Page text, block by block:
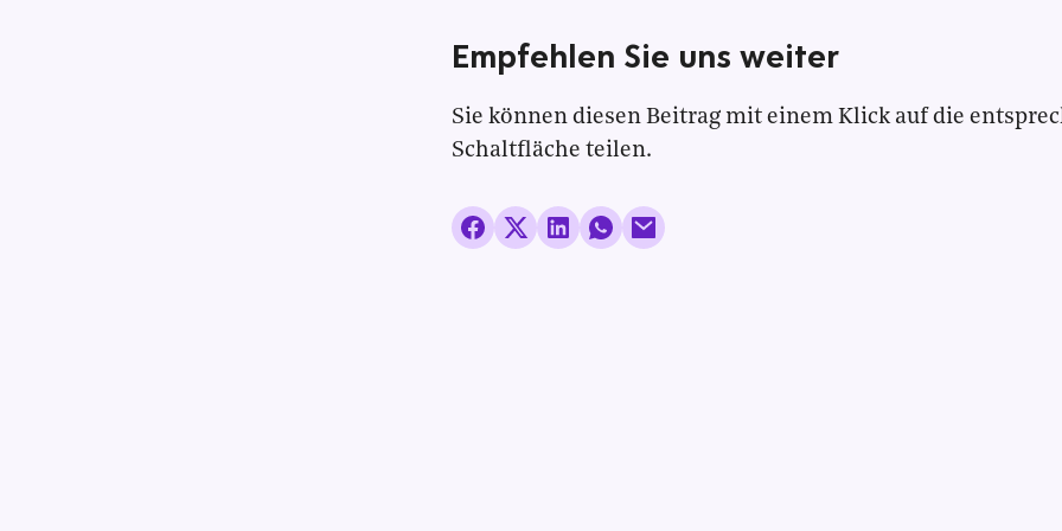
Empfehlen Sie uns weiter
Sie können diesen Beitrag mit einem Klick auf die
Schaltfläche teilen.